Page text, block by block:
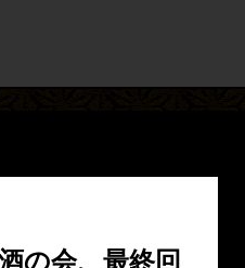
の会、最終回